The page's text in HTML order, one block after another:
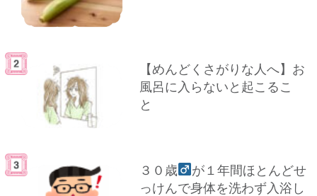
【めんどくさがりな人へ】お
風呂に入らないと起こるこ
と
３０歳
が１年間ほとんどせ
っけんで身体を洗わず入浴し